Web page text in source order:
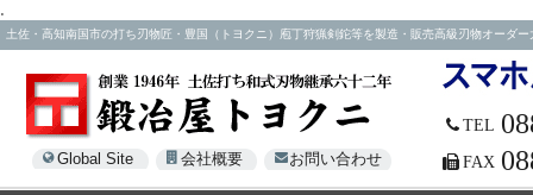
.
土佐・高知南国市の打ち刃物匠・豊国（トヨクニ）庖丁狩猟剣鉈等を製造・販売高級刃物オーダ
Global Site 会社概要 お問い合わせ
TEL
FAX